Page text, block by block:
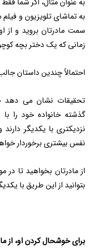
به تماشای تلویزیون و فیلم
سمت مادرتان بروید و از
زمانی که یک دختر بچه
احتمالاً چندین داستان
تحقیقات نشان می دهد
گذشته خانواده خود را با
نزدیکتری با یکدیگر دارند
نفس بیشتری برخوردار
از مادرتان بخواهید تا
بتوانید از این طریق با
برای خوشحال کردن او، از